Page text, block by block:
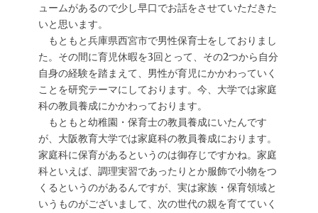
ュームがあるので少し早口でお話をさせていただきた
いと思います。
もともと兵庫県西宮市で男性保育士をしておりまし
た。その間に育児休暇を3回とって、その2つから自分
自身の経験を踏まえて、男性が育児にかかわっていく
ことを研究テーマにしております。今、大学では家庭
科の教員養成にかかわっております。
もともと幼稚園・保育士の教員養成にいたんです
が、大阪教育大学では家庭科の教員養成におります。
家庭科に保育があるというのは御存じですかね。家庭
科といえば、調理実習であったりとか服飾で小物をつ
くるというのがあるんですが、実は家族・保育領域と
いうものがございまして、次の世代の親を育てていく